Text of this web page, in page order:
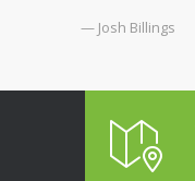
— Josh Billings